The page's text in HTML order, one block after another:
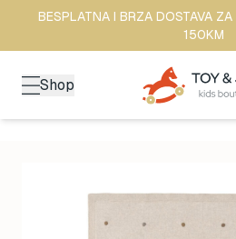
BESPLATNA I BRZA DOSTAVA
150KM
Shop